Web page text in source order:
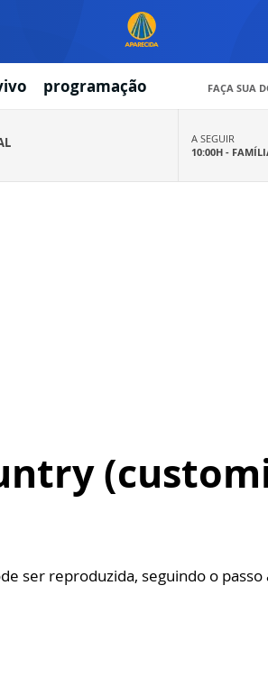
programação FAÇA SUA
A SEGUIR
10:00H -
ser reproduzida, seguindo o passo